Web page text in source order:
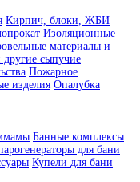
Кирпич, блоки, ЖБИ
Изоляционные
материалы и
сыпучие
Пожарное
изделия Опалубка
Банные комплексы
для бани
Купели для бани